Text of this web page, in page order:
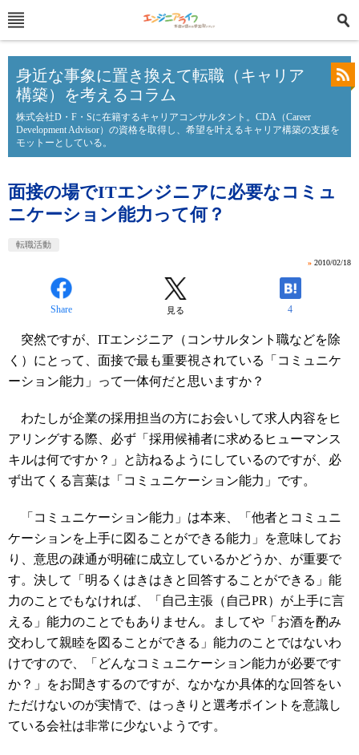
身近な事象に置き換えて転職（キャリア
構築）を考えるコラム
株式会社D・F・Sに在籍するキャリアコンサルタント。CDA（Career
Development Advisor）の資格を取得し、希望を叶えるキャリア構築の支援を
モットーとしている。
面接の場でITエンジニアに必要なコミュ
ニケーション能力って何？
転職活動
» 2010/02/18
Share 見る 4
突然ですが、ITエンジニア（コンサルタント職などを除
く）にとって、面接で最も重要視されている「コミュニケ
ーション能力」って一体何だと思いますか？
わたしが企業の採用担当の方にお会いして求人内容をヒ
アリングする際、必ず「採用候補者に求めるヒューマンス
キルは何ですか？」と訪ねるようにしているのですが、必
ず出てくる言葉は「コミュニケーション能力」です。
「コミュニケーション能力」は本来、「他者とコミュニ
ケーションを上手に図ることができる能力」を意味してお
り、意思の疎通が明確に成立しているかどうか、が重要で
す。決して「明るくはきはきと回答することができる」能
力のことでもなければ、「自己主張（自己PR）が上手に言
える」能力のことでもありません。ましてや「お酒を酌み
交わして親睦を図ることができる」能力のことではないわ
けですので、「どんなコミュニケーション能力が必要です
か？」をお聞きするのですが、なかなか具体的な回答をい
ただけないのが実情で、はっきりと選考ポイントを意識し
ている会社は非常に少ないようです。